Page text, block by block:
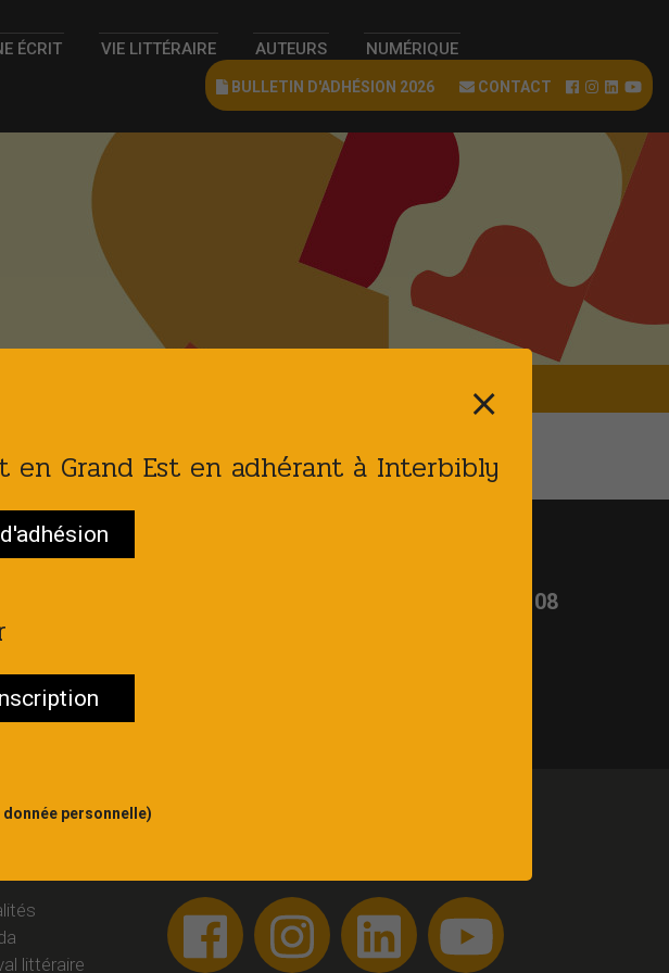
ÉCRIT VIE LITTÉRAIRE AUTEURS NUMÉRIQUE
BULLETIN D'ADHÉSION 2026 CONTACT
03 26 65 02 08
littéraire
⨯
Grand Est en adhérant à Interbibly
personnelle)